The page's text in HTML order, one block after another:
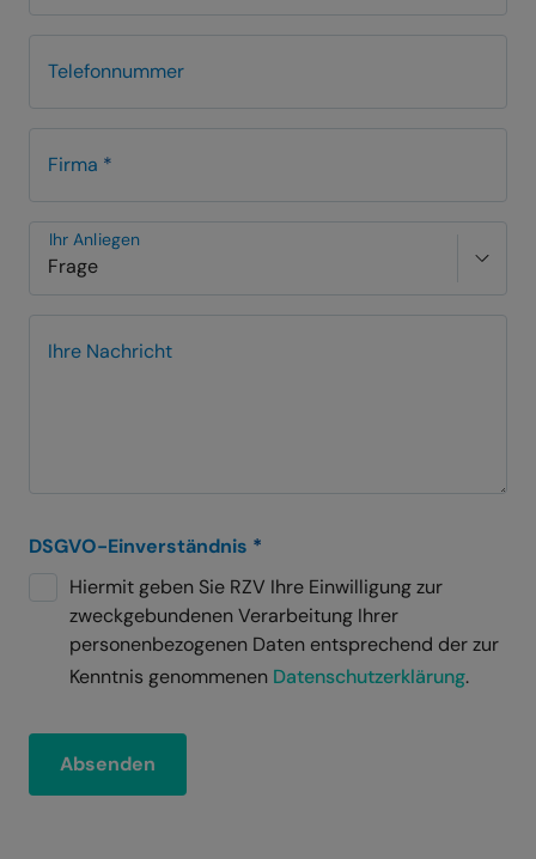
Telefonnummer
Firma *
Ihr Anliegen
Ihre Nachricht
DSGVO-Einverständnis *
Hiermit geben Sie RZV Ihre Einwilligung zur
zweckgebundenen Verarbeitung Ihrer
personenbezogenen Daten entsprechend der zur
Kenntnis genommenen Datenschutzerklärung.
Absenden